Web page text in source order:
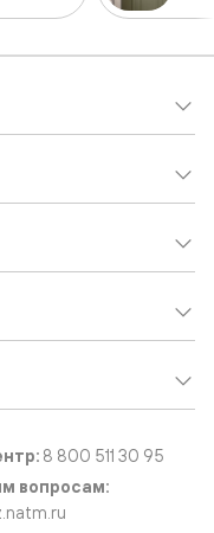
8 800 511 30 95
вопросам: